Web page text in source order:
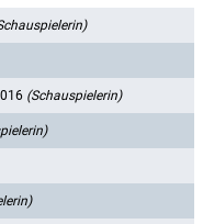
(Schauspielerin)